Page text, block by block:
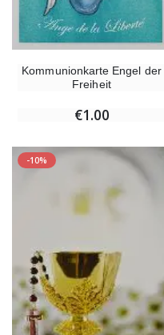
Kommunionkarte Engel der
Freiheit
€1.00
-10%